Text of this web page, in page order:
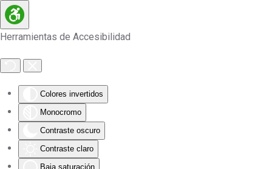
Herramientas de Accesibilidad
Colores invertidos
Monocromo
Contraste oscuro
Contraste claro
Baja saturación
Skip to main content